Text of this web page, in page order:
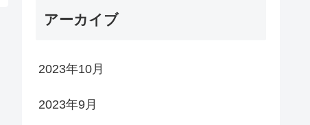
アーカイブ
2023年10月
2023年9月